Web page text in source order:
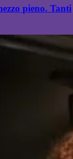
pieno. Tanti